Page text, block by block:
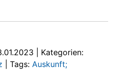
Kategorien:
Tags: Auskunft;